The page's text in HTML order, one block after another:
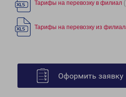
Тарифы на перевозку в филиал
Тарифы на перевозку из
Оформить заявку